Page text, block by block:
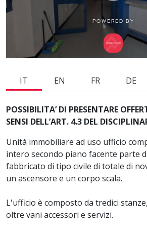
IT EN FR DE
POSSIBILITA’ DI PRESENTARE
SENSI DELL’ART. 4.3 DEL
Unità immobiliare ad uso ufficio
intero secondo piano facente parte
fabbricato di tipo civile di totale di
un ascensore e un corpo scala.
L'ufficio è composto da tredici
oltre vani accessori e servizi.